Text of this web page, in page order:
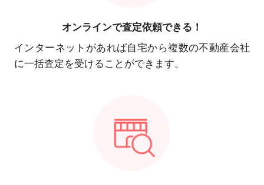
オンラインで査定依頼できる！
インターネットがあれば自宅から複数の不動産会社
に一括査定を受けることができます。